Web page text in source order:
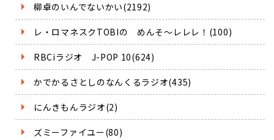
柳卓のいんでないかい(2192)
レ・ロマネスクTOBIの めんそ～レレレ！(100)
RBCiラジオ J-POP 10(624)
かでかるさとしのなんくるラジオ(435)
にんきもんラジオ(2)
ズミーファイユー(80)